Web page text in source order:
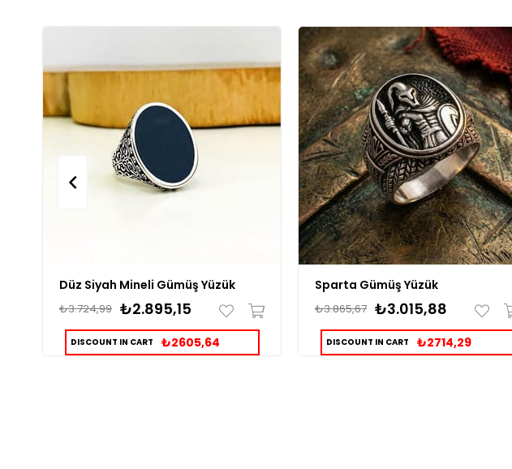
Düz Siyah Mineli Gümüş Yüzük
₺2.895,15
₺3.724,99
DISCOUNT IN CART ₺2605,64
Sparta Gümüş Yüzük
₺3.015,88
₺3.865,67
DISCOUNT IN CART ₺2714,29